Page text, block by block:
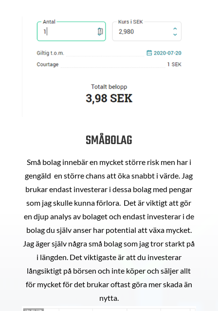
SMÅBOLAG
Små bolag innebär en mycket större risk men har i
gengäld en större chans att öka snabbt i värde. Jag
brukar endast investerar i dessa bolag med pengar
som jag skulle kunna förlora. Det är viktigt att gör
en djup analys av bolaget och endast investerar i de
bolag du själv anser har potential att växa mycket.
Jag äger själv några små bolag som jag tror starkt på
i längden. Det viktigaste är att du investerar
långsiktigt på börsen och inte köper och säljer allt
för mycket för det brukar oftast göra mer skada än
nytta.